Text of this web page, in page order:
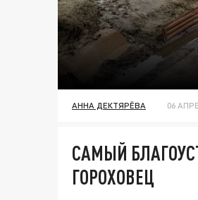
АННА ДЕКТЯРЁВА 06
САМЫЙ
ГОРОХОВЕЦ